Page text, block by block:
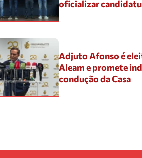
oficializar
Adjuto Afonso é
Aleam e promete
condução da Casa